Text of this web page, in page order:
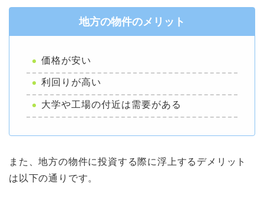
地方の物件のメリット
価格が安い
利回りが高い
大学や工場の付近は需要がある
また、地方の物件に投資する際に浮上するデメリット
は以下の通りです。